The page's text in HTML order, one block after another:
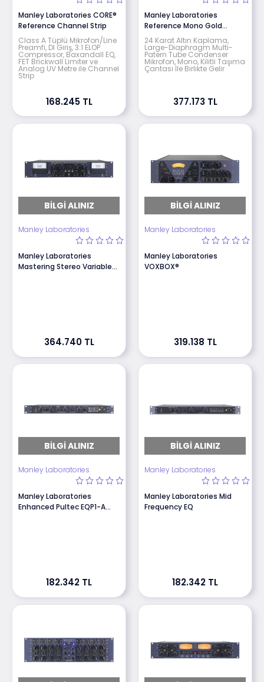
Manley Laboratories CORE®
Reference Channel Strip
Class A Tüplü Mikrofon/Line
Preamfi, DI Giriş, 3:1 ELOP
Compressor, Baxandall EQ,
FET Brickwall Limiter ve
Analog UV Metre ile Channel
Strip
168.245 TL
Manley Laboratories
Reference Mono Gold
Microphone
24 Karat Altın Kaplama,
Large-Diaphragm Multi-
Patern Tube Condenser
Mikrofon, Mono, Kilitli Taşıma
Çantası İle Birlikte Gelir
377.173 TL
BILGI ALINIZ
Manley Laboratories
Manley Laboratories
Mastering Stereo Variable
364.740 TL
BILGI ALINIZ
Manley Laboratories
Manley Laboratories
VOXBOX®
319.138 TL
BILGI ALINIZ
Manley Laboratories
Manley Laboratories
Enhanced Pultec EQP1-A
182.342 TL
BILGI ALINIZ
Manley Laboratories
Manley Laboratories Mid
Frequency EQ
182.342 TL